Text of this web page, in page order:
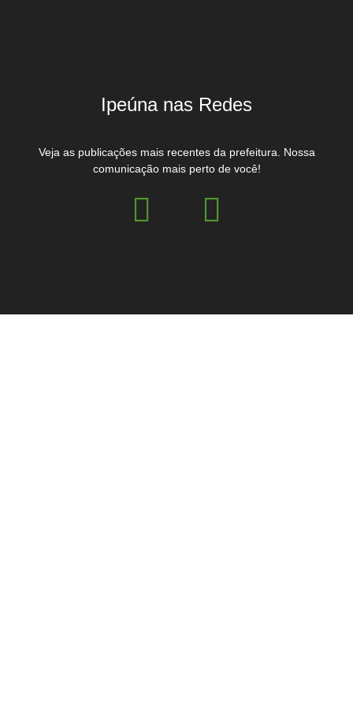
Ipeúna nas Redes
Veja as publicações mais recentes da prefeitura. Nossa
comunicação mais perto de você!